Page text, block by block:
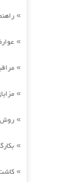
»
»
»
»
» روش
»
»